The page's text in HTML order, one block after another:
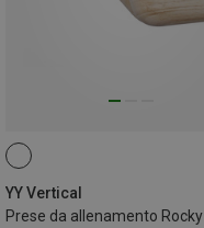
YY Vertical
Prese da allenamento Rocky
ONE SIZE